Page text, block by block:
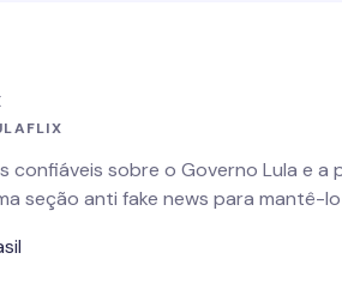
confiáveis sobre o Governo Lula e
seção anti fake news para mantê-